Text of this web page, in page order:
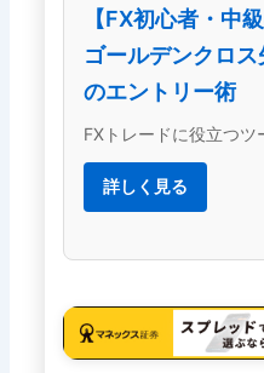
【FX初心者・中
ゴールデンクロ
のエントリー術
FXトレードに役立つツ
詳しく見る